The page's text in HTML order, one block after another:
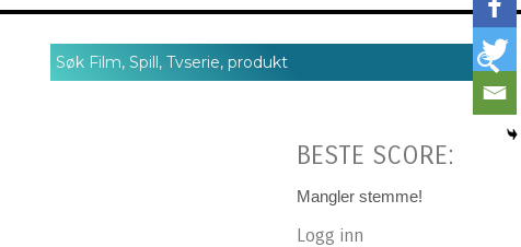
BESTE SCORE:
Mangler stemme!
Logg inn